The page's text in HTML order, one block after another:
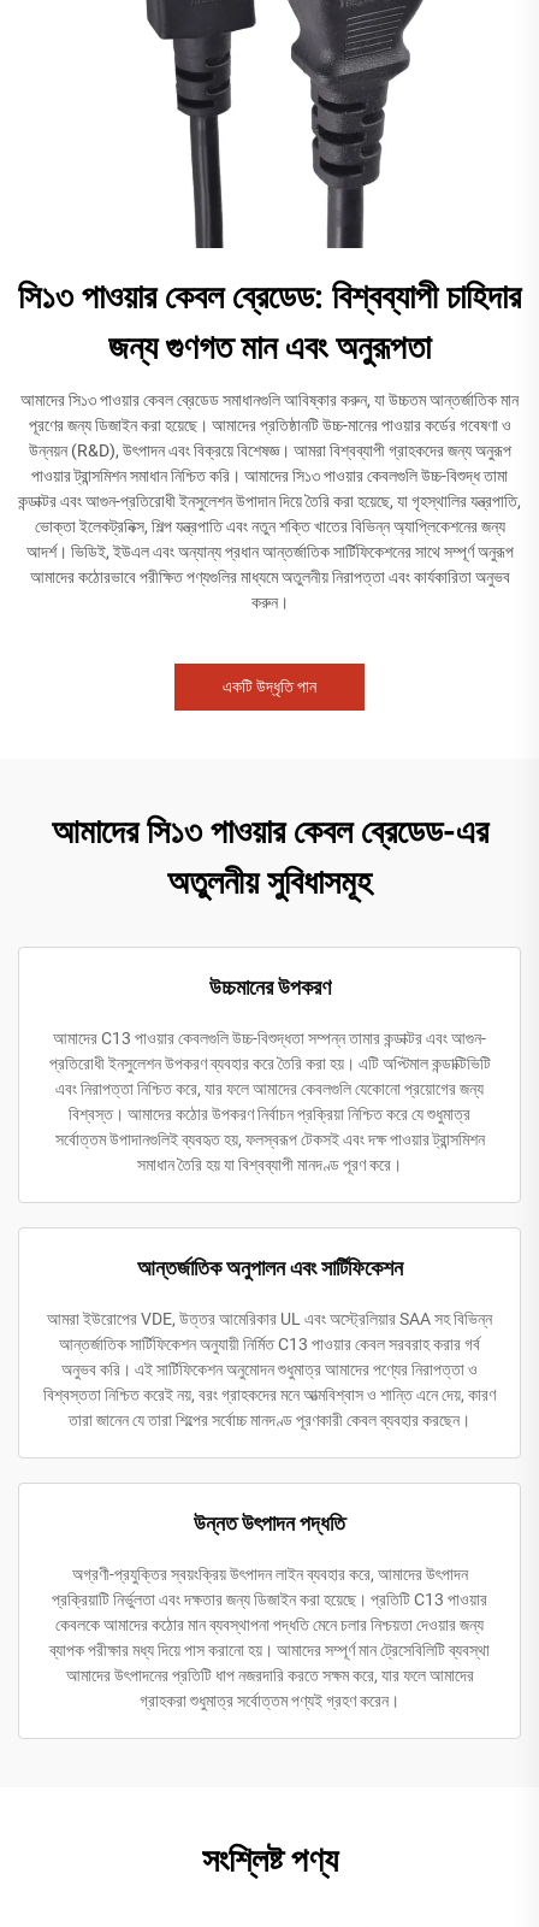
সি১৩ পাওয়ার কেবল ব্রেডেড: বিশ্বব্যাপী চাহিদার
জন্য গুণগত মান এবং অনুরূপতা
আমাদের সি১৩ পাওয়ার কেবল ব্রেডেড সমাধানগুলি আবিষ্কার করুন, যা উচ্চতম আন্তর্জাতিক মান
পূরণের জন্য ডিজাইন করা হয়েছে। আমাদের প্রতিষ্ঠানটি উচ্চ-মানের পাওয়ার কর্ডের গবেষণা ও
উন্নয়ন (R&D), উৎপাদন এবং বিক্রয়ে বিশেষজ্ঞ। আমরা বিশ্বব্যাপী গ্রাহকদের জন্য অনুরূপ
পাওয়ার ট্রান্সমিশন সমাধান নিশ্চিত করি। আমাদের সি১৩ পাওয়ার কেবলগুলি উচ্চ-বিশুদ্ধ তামা
কন্ডাক্টর এবং আগুন-প্রতিরোধী ইনসুলেশন উপাদান দিয়ে তৈরি করা হয়েছে, যা গৃহস্থালির যন্ত্রপাতি,
ভোক্তা ইলেকট্রনিক্স, শিল্প যন্ত্রপাতি এবং নতুন শক্তি খাতের বিভিন্ন অ্যাপ্লিকেশনের জন্য
আদর্শ। ভিডিই, ইউএল এবং অন্যান্য প্রধান আন্তর্জাতিক সার্টিফিকেশনের সাথে সম্পূর্ণ অনুরূপ
আমাদের কঠোরভাবে পরীক্ষিত পণ্যগুলির মাধ্যমে অতুলনীয় নিরাপত্তা এবং কার্যকারিতা অনুভব
করুন।
একটি উদ্ধৃতি পান
আমাদের সি১৩ পাওয়ার কেবল ব্রেডেড-এর
অতুলনীয় সুবিধাসমূহ
উচ্চমানের উপকরণ
আমাদের C13 পাওয়ার কেবলগুলি উচ্চ-বিশুদ্ধতা সম্পন্ন তামার কন্ডাক্টর এবং আগুন-
প্রতিরোধী ইনসুলেশন উপকরণ ব্যবহার করে তৈরি করা হয়। এটি অপ্টিমাল কন্ডাক্টিভিটি
এবং নিরাপত্তা নিশ্চিত করে, যার ফলে আমাদের কেবলগুলি যেকোনো প্রয়োগের জন্য
বিশ্বস্ত। আমাদের কঠোর উপকরণ নির্বাচন প্রক্রিয়া নিশ্চিত করে যে শুধুমাত্র
সর্বোত্তম উপাদানগুলিই ব্যবহৃত হয়, ফলস্বরূপ টেকসই এবং দক্ষ পাওয়ার ট্রান্সমিশন
সমাধান তৈরি হয় যা বিশ্বব্যাপী মানদণ্ড পূরণ করে।
আন্তর্জাতিক অনুপালন এবং সার্টিফিকেশন
আমরা ইউরোপের VDE, উত্তর আমেরিকার UL এবং অস্ট্রেলিয়ার SAA সহ বিভিন্ন
আন্তর্জাতিক সার্টিফিকেশন অনুযায়ী নির্মিত C13 পাওয়ার কেবল সরবরাহ করার গর্ব
অনুভব করি। এই সার্টিফিকেশন অনুমোদন শুধুমাত্র আমাদের পণ্যের নিরাপত্তা ও
বিশ্বস্ততা নিশ্চিত করেই নয়, বরং গ্রাহকদের মনে আত্মবিশ্বাস ও শান্তি এনে দেয়, কারণ
তারা জানেন যে তারা শিল্পের সর্বোচ্চ মানদণ্ড পূরণকারী কেবল ব্যবহার করছেন।
উন্নত উৎপাদন পদ্ধতি
অগ্রণী-প্রযুক্তির স্বয়ংক্রিয় উৎপাদন লাইন ব্যবহার করে, আমাদের উৎপাদন
প্রক্রিয়াটি নির্ভুলতা এবং দক্ষতার জন্য ডিজাইন করা হয়েছে। প্রতিটি C13 পাওয়ার
কেবলকে আমাদের কঠোর মান ব্যবস্থাপনা পদ্ধতি মেনে চলার নিশ্চয়তা দেওয়ার জন্য
ব্যাপক পরীক্ষার মধ্য দিয়ে পাস করানো হয়। আমাদের সম্পূর্ণ মান ট্রেসেবিলিটি ব্যবস্থা
আমাদের উৎপাদনের প্রতিটি ধাপ নজরদারি করতে সক্ষম করে, যার ফলে আমাদের
গ্রাহকরা শুধুমাত্র সর্বোত্তম পণ্যই গ্রহণ করেন।
সংশ্লিষ্ট পণ্য